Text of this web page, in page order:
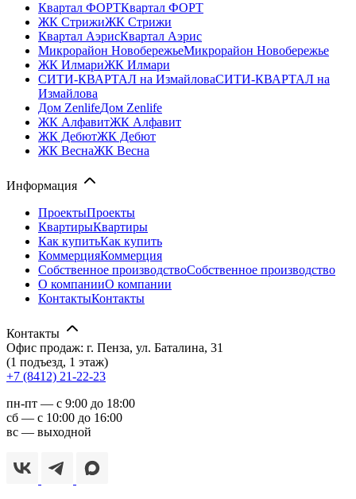
Квартал ФОРТКвартал ФОРТ
ЖК СтрижиЖК Стрижи
Квартал АэрисКвартал Аэрис
Микрорайон НовобережьеМикрорайон Новобережье
ЖК ИлмариЖК Илмари
СИТИ-КВАРТАЛ на ИзмайловаСИТИ-КВАРТАЛ на
Измайлова
Дом ZenlifeДом Zenlife
ЖК АлфавитЖК Алфавит
ЖК ДебютЖК Дебют
ЖК ВеснаЖК Весна
Информация
ПроектыПроекты
КвартирыКвартиры
Как купитьКак купить
КоммерцияКоммерция
Собственное производствоСобственное производство
О компанииО компании
КонтактыКонтакты
Контакты
Офис продаж: г. Пенза, ул. Баталина, 31
(1 подъезд, 1 этаж)
+7 (8412) 21-22-23
пн-пт — с 9:00 до 18:00
сб — с 10:00 до 16:00
вс — выходной